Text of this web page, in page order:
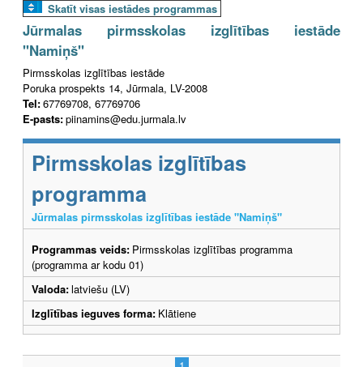
Skatīt visas iestādes programmas
Jūrmalas pirmsskolas izglītības iestāde
"Namiņš"
Pirmsskolas izglītības iestāde
Poruka prospekts 14, Jūrmala, LV-2008
Tel:67769708, 67769706
E-pasts:piinamins@edu.jurmala.lv
Pirmsskolas izglītības
programma
Jūrmalas pirmsskolas izglītības iestāde "Namiņš"
Programmas veids: Pirmsskolas izglītības programma
(programma ar kodu 01)
Valoda:latviešu (LV)
Izglītības ieguves forma: Klātiene